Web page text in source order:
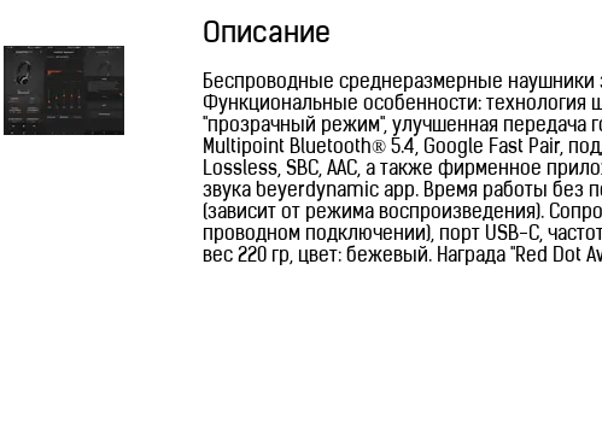
Описание
Беспроводные среднеразмерные наушники
Функциональные особенности: технология
"прозрачный режим", улучшенная передача
Multipoint Bluetooth® 5.4, Google Fast Pair,
Lossless, SBC, AAC, а также фирменное
звука beyerdynamic app. Время работы без
(зависит от режима воспроизведения).
проводном подключении), порт USB-C,
вес 220 гр, цвет: бежевый. Награда "Red Dot